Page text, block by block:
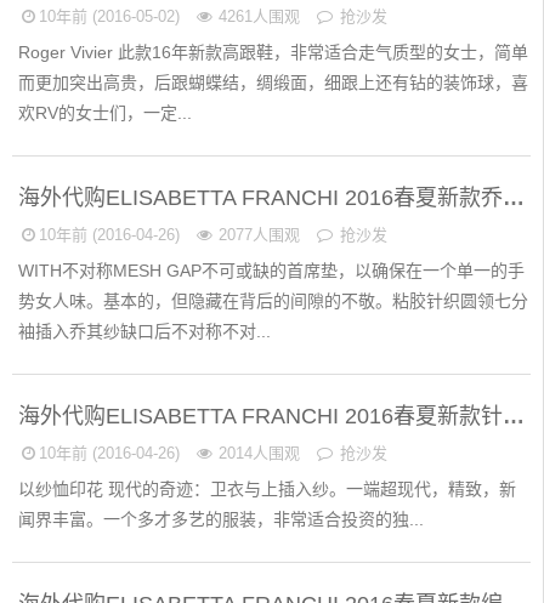
10年前 (2016-05-02) 4261人围观 抢沙发
Roger Vivier 此款16年新款高跟鞋，非常适合走气质型的女士，简单
而更加突出高贵，后跟蝴蝶结，绸缎面，细跟上还有钻的装饰球，喜
欢RV的女士们，一定...
海外代购ELISABETTA FRANCHI 2016春夏新款乔其纱针织衫
10年前 (2016-04-26) 2077人围观 抢沙发
WITH不对称MESH GAP不可或缺的首席垫，以确保在一个单一的手
势女人味。基本的，但隐藏在背后的间隙的不敬。粘胶针织圆领七分
袖插入乔其纱缺口后不对称不对...
海外代购ELISABETTA FRANCHI 2016春夏新款针织印花运动衫
10年前 (2016-04-26) 2014人围观 抢沙发
以纱恤印花 现代的奇迹：卫衣与上插入纱。一端超现代，精致，新
闻界丰富。一个多才多艺的服装，非常适合投资的独...